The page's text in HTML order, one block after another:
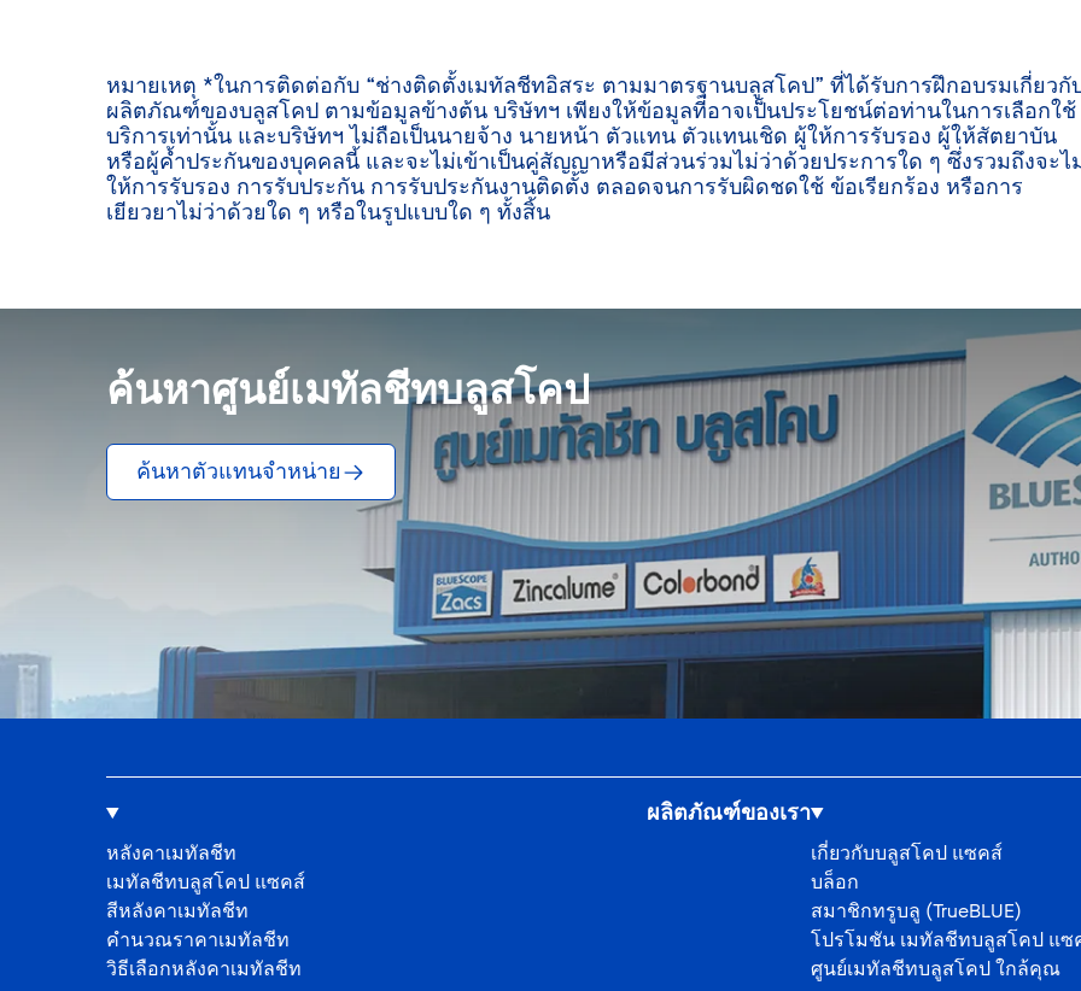
หมายเหตุ *ในการติดต่อกับ “ช่างติดตั้งเมทัลชีทอิสระ ตามมาตรฐานบลูสโคป” ที่ได้รับการฝึกอบรมเกี่ยวกั
ผลิตภัณฑ์ของบลูสโคป ตามข้อมูลข้างต้น บริษัทฯ เพียงให้ข้อมูลที่อาจเป็นประโยชน์ต่อท่านในการเลือกใช้
บริการเท่านั้น และบริษัทฯ ไม่ถือเป็นนายจ้าง นายหน้า ตัวแทน ตัวแทนเชิด ผู้ให้การรับรอง ผู้ให้สัตยาบัน
หรือผู้ค้ำประกันของบุคคลนี้ และจะไม่เข้าเป็นคู่สัญญาหรือมีส่วนร่วมไม่ว่าด้วยประการใด ๆ ซึ่งรวมถึงจะไ
ให้การรับรอง การรับประกัน การรับประกันงานติดตั้ง ตลอดจนการรับผิดชดใช้ ข้อเรียกร้อง หรือการ
เยียวยาไม่ว่าด้วยใด ๆ หรือในรูปแบบใด ๆ ทั้งสิ้น
ค้นหาศูนย์เมทัลชีทบลูสโคป
ค้นหาตัวแทนจำหน่าย
ผลิตภัณฑ์ของเรา
หลังคาเมทัลชีท
เมทัลชีทบลูสโคป แซคส์
สีหลังคาเมทัลชีท
คํานวณราคาเมทัลชีท
วิธีเลือกหลังคาเมทัลชีท
เกี่ยวกับบลูสโคป แซคส์
บล็อก
สมาชิกทรูบลู (TrueBLUE)
โปรโมชัน เมทัลชีทบลูสโคป แซ
ศูนย์เมทัลชีทบลูสโคป ใกล้คุณ